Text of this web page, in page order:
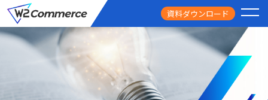
資料ダウンロード
サービス
PRICE